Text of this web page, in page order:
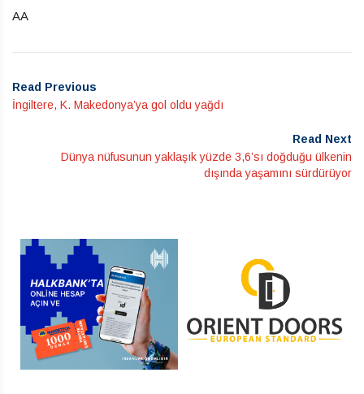
AA
Read Previous
İngiltere, K. Makedonya’ya gol oldu yağdı
Read Next
Dünya nüfusunun yaklaşık yüzde 3,6’sı doğduğu ülkenin
dışında yaşamını sürdürüyor